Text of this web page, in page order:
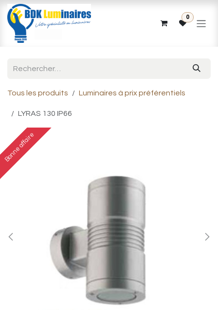
Se rendre au contenu
0
Tous les produits Luminaires à prix préférentiels
LYRAS 130 IP66
Bonne affaire
Bonne affaire